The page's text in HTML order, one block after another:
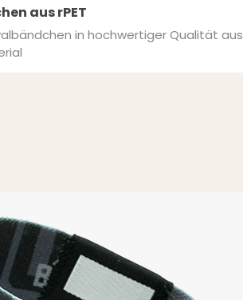
aus rPET
in hochwertiger Qualität aus